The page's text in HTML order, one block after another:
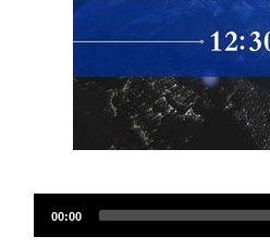
00:00